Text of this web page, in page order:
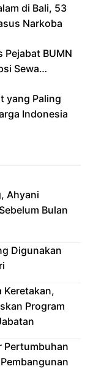
di Bali, 53
Narkoba
Pejabat BUMN
Sewa
yang Paling
Indonesia
Ahyani
Bulan
Digunakan
Keretakan,
Program
Pertumbuhan